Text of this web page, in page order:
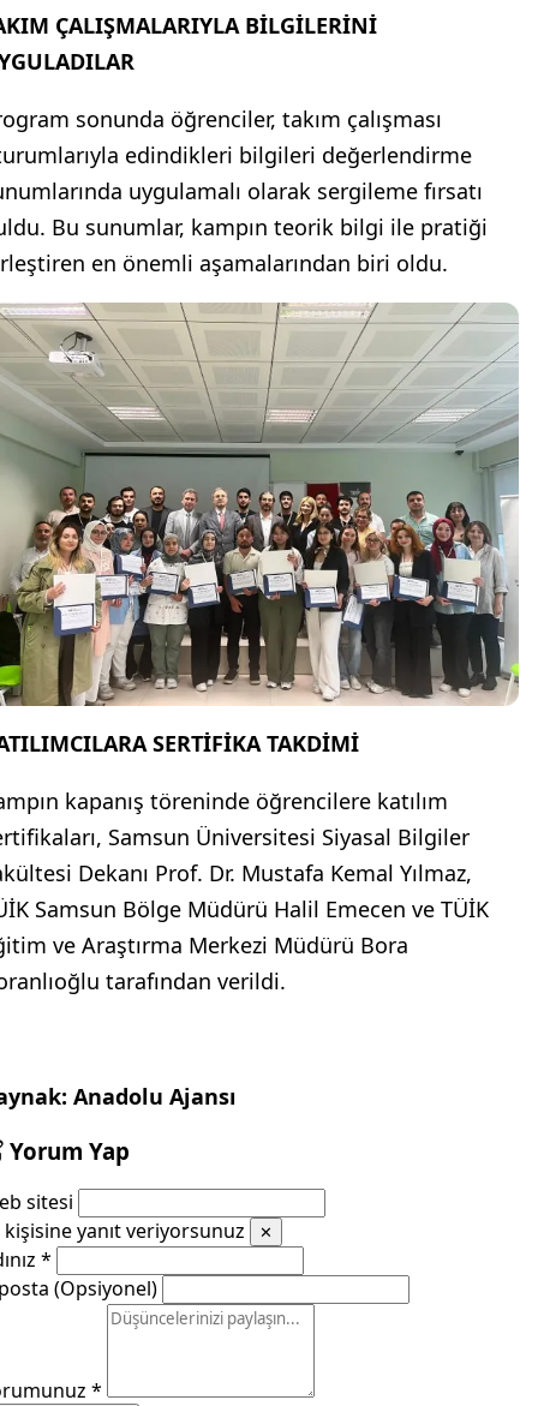
ÇALIŞMALARIYLA BİLGİLERİNİ
sonunda öğrenciler, takım çalışması
edindikleri bilgileri değerlendirme
uygulamalı olarak sergileme fırsatı
Bu sunumlar, kampın teorik bilgi ile pratiği
en önemli aşamalarından biri oldu.
SERTİFİKA TAKDİMİ
kapanış töreninde öğrencilere katılım
Samsun Üniversitesi Siyasal Bilgiler
Dekanı Prof. Dr. Mustafa Kemal Yılmaz,
Samsun Bölge Müdürü Halil Emecen ve TÜİK
ve Araştırma Merkezi Müdürü Bora
tarafından verildi.
Anadolu Ajansı
Yorum Yap
sitesi
kişisine yanıt veriyorsunuz
✕
*
(Opsiyonel)
*